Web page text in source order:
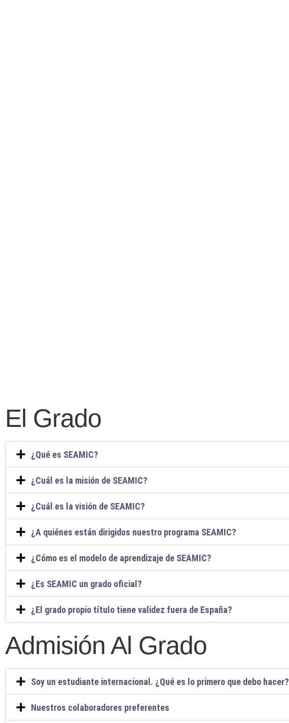
El Grado
¿Qué es SEAMIC?
¿Cuál es la misión de SEAMIC?
¿Cuál es la visión de SEAMIC?
¿A quiénes están dirigidos nuestro programa SEAMIC?
¿Cómo es el modelo de aprendizaje de SEAMIC?
¿Es SEAMIC un grado oficial?
¿El grado propio título tiene validez fuera de España?
Admisión Al Grado
Soy un estudiante internacional. ¿Qué es lo primero que debo hacer?
Nuestros colaboradores preferentes